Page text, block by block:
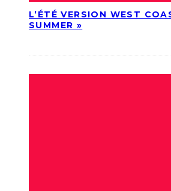
L’ÉTÉ VERSION WEST
SUMMER »